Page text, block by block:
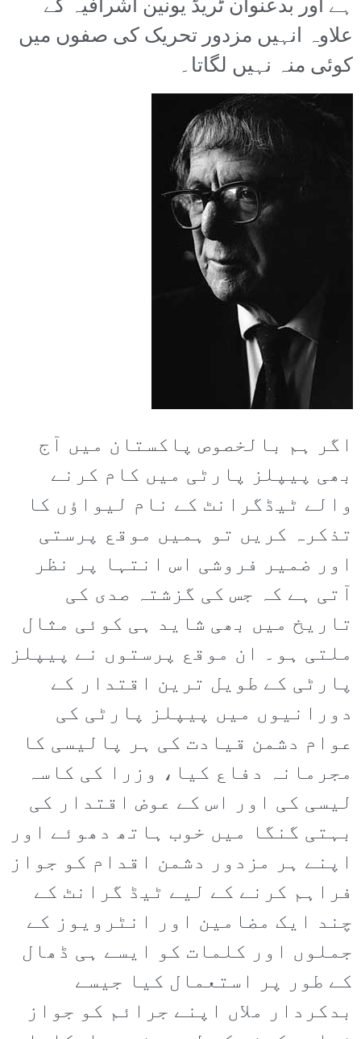
ہے اور بدعنوان ٹریڈ یونین اشرافیہ کے
علاوہ انہیں مزدور تحریک کی صفوں میں
کوئی منہ نہیں لگاتا۔
اگر ہم بالخصوص پاکستان میں آج
بھی پیپلز پارٹی میں کام کرنے
والے ٹیڈگرانٹ کے نام لیواؤں کا
تذکرہ کریں تو ہمیں موقع پرستی
اور ضمیر فروشی اس انتہا پر نظر
آتی ہے کہ جس کی گزشتہ صدی کی
تاریخ میں بھی شاید ہی کوئی مثال
ملتی ہو۔ ان موقع پرستوں نے پیپلز
پارٹی کے طویل ترین اقتدار کے
دورانیوں میں پیپلز پارٹی کی
عوام دشمن قیادت کی ہر پالیسی کا
مجرمانہ دفاع کیا، وزرا کی کاسہ
لیسی کی اور اس کے عوض اقتدار کی
بہتی گنگا میں خوب ہاتھ دھوئے اور
اپنے ہر مزدور دشمن اقدام کو جواز
فراہم کرنے کے لیے ٹیڈ گرانٹ کے
چند ایک مضامین اور انٹرویوز کے
جملوں اور کلمات کو ایسے ہی ڈھال
کے طور پر استعمال کیا جیسے
بدکردار ملاں اپنے جرائم کو جواز